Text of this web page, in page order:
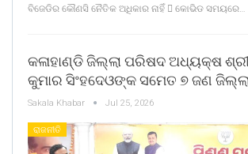
ବିଜେଡିର କୌଣସି ନୈତିକ ଅଧିକାର ନାହିଁ  କୋଭିଡ ସମୟରେ…
କଳାହାଣ୍ଡି ଜିଲ୍ଲା ପରିଷଦ ଅଧ୍ୟକ୍ଷ
କୁମାର ସିଂହଦେଓଙ୍କ ସମେତ ୭ ଜଣ
Sakala Khabar Jul 25, 2026
ରାଜନୀତି